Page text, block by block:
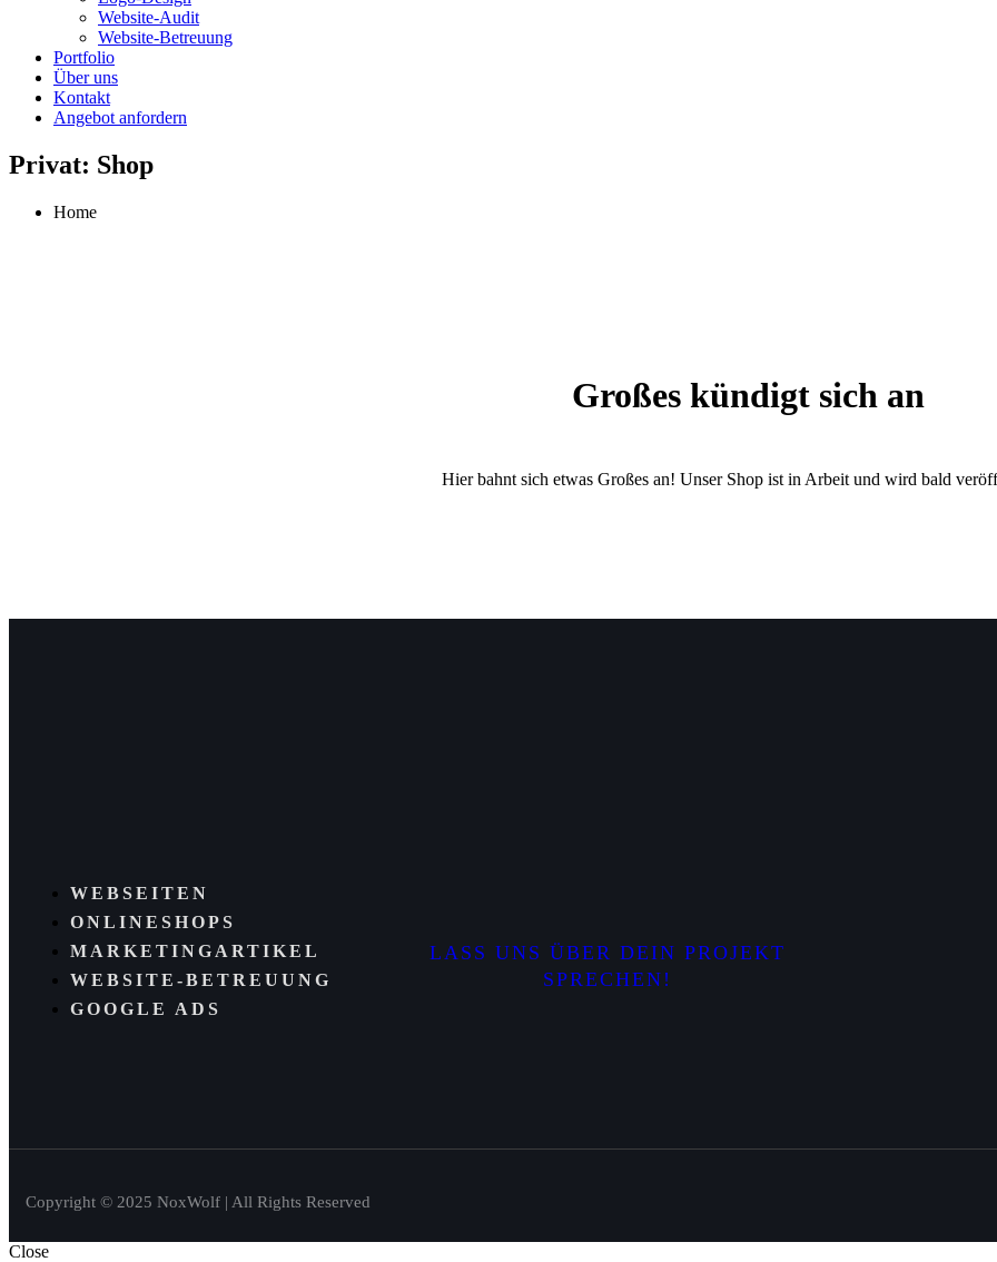
Website-Audit
Website-Betreuung
Portfolio
Über uns
Kontakt
Angebot anfordern
Privat: Shop
Home
Großes kündigt sich an
Hier bahnt sich etwas Großes an! Unser Shop ist in Arbeit und wird bald
WEBSEITEN
ONLINESHOPS
MARKETINGARTIKEL
WEBSITE-BETREUUNG
GOOGLE ADS
LASS UNS ÜBER DEIN PROJEKT
SPRECHEN!
Copyright © 2025 NoxWolf | All Rights Reserved
Close